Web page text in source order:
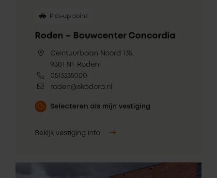
Pick-up point
Roden – Bouwcenter Concordia
Ceintuurbaan Noord 135,
9301 NT Roden
0513335000
roden@skodora.nl
Selecteren als mijn vestiging
Bekijk vestiging info